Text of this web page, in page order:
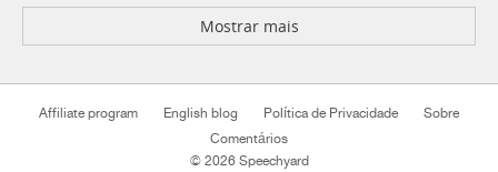
Mostrar mais
Affiliate program English blog Política de Privacidade
Sobre
Comentários
© 2026 Speechyard